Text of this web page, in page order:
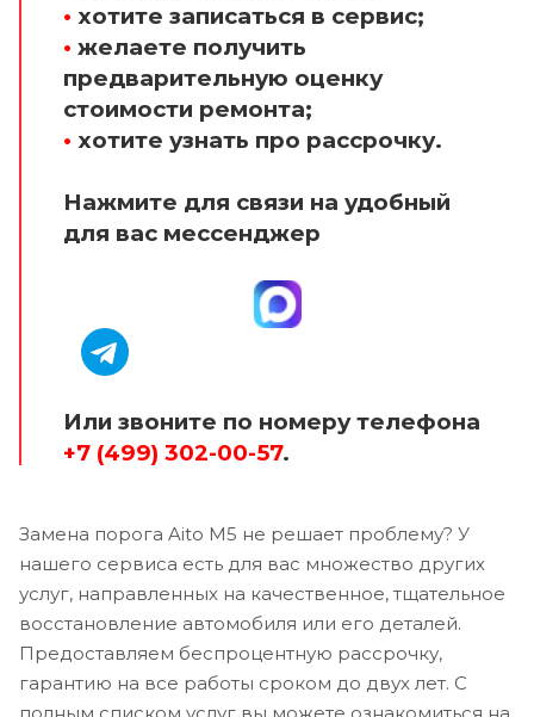
• хотите записаться в сервис;
• желаете получить
предварительную оценку
стоимости ремонта;
• хотите узнать про рассрочку.
Нажмите для связи на удобный
для вас мессенджер
Или звоните по номеру телефона
+7 (499) 302-00-57.
Замена порога Aito M5 не решает проблему? У
нашего сервиса есть для вас множество других
услуг, направленных на качественное, тщательное
восстановление автомобиля или его деталей.
Предоставляем беспроцентную рассрочку,
гарантию на все работы сроком до двух лет. С